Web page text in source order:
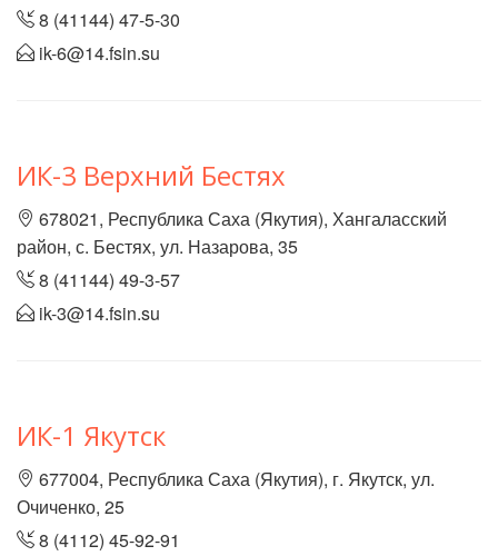
8 (41144) 47-5-30
ik-6@14.fsin.su
ИК-3 Верхний Бестях
678021, Республика Саха (Якутия), Хангаласский
район, с. Бестях, ул. Назарова, 35
8 (41144) 49-3-57
ik-3@14.fsin.su
ИК-1 Якутск
677004, Республика Саха (Якутия), г. Якутск, ул.
Очиченко, 25
8 (4112) 45-92-91